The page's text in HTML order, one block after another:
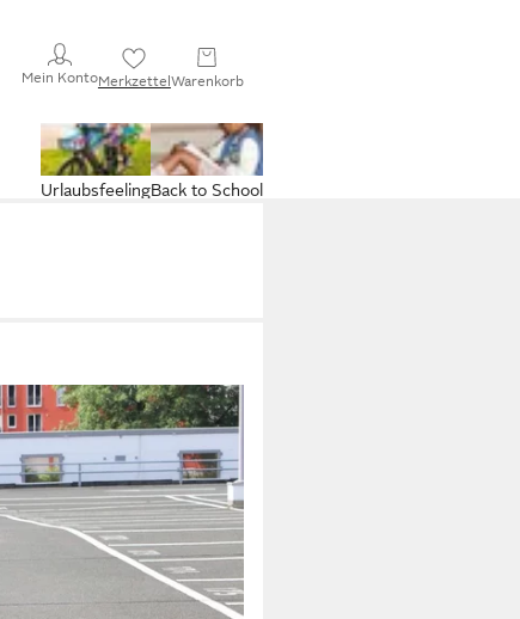
Mein KontoMerkzettelWarenkorb
Back to School
Urlaubsfeeling